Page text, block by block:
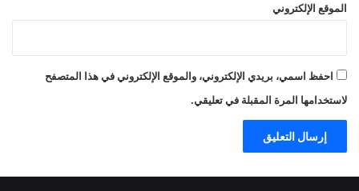
الموقع الإلكتروني
احفظ اسمي، بريدي الإلكتروني، والموقع الإلكتروني في هذا المتصفح
لاستخدامها المرة المقبلة في تعليقي.